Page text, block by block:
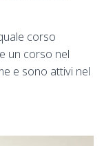
corso
un corso nel
e sono attivi nel